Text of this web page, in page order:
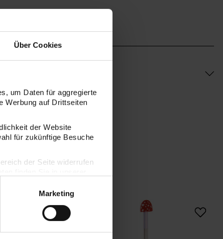
Über Cookies
um Daten für aggregierte
Werbung auf Drittseiten
der Website
für zukünftige Besuche
der Seite widerrufen
Marketing
Paper Poetry Gelsticker Shrooom PixelPaper Poetry